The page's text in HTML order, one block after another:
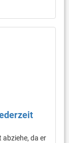
abziehe, da er